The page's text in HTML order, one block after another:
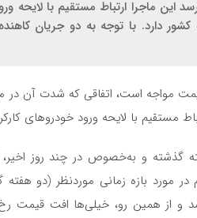
این ماجرا ارتباط مستقیم با لایحه
دارد. با توجه به دو جریان
مواجه است، اتفاقی که شدت آن در
مستقیم با لایحه ورود خودروهای
گذشته و به‌خصوص در چند روز اخیر،
مورد بازه زمانی موردنظر (دو
از همین رو، خیلی‌ها افت قیمت